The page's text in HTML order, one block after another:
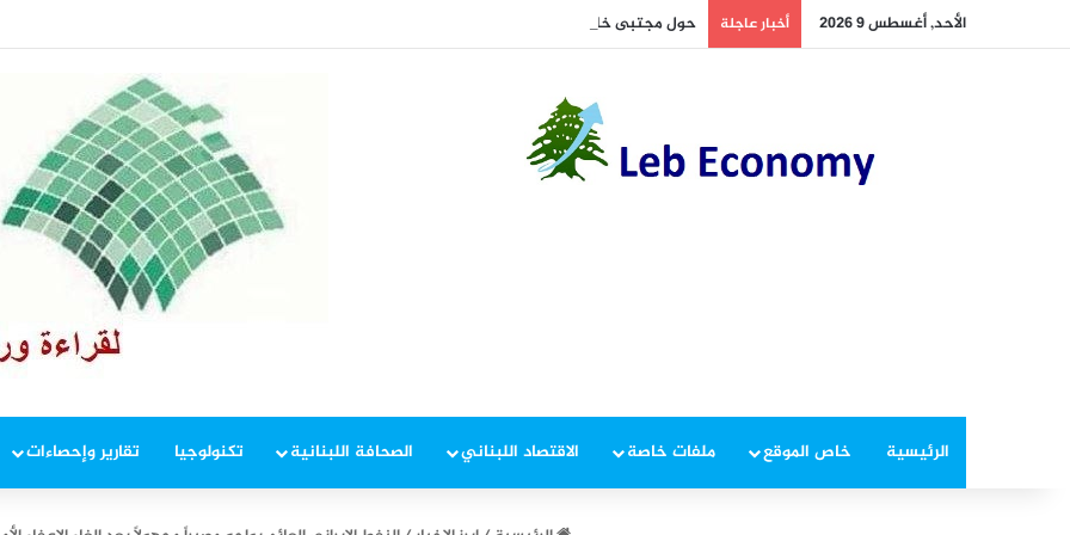
الأحد, أغسطس 9 2026 أخبار عاجلة حول مجتبى خامنئي.. ايران تحسم الجدل!
الرئيسية خاص الموقع ملفات خاصة الاقتصاد اللبناني الصحافة اللبنانية تكنولوجيا تقارير وإحصاءات